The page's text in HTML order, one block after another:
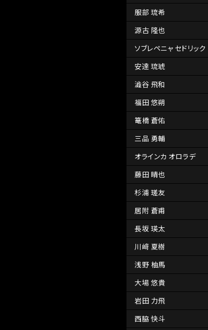
服部 琉希
源古 隆也
ソブレペニャ セドリック
安達 琉琥
澁谷 飛和
福田 悠朔
篭橋 蒼佑
三品 勇輔
オラインカ オロラデ
藤田 晴也
杉浦 瑳友
居附 蒼甫
長坂 瑛太
川﨑 夏樹
浅野 柚馬
大場 悠貴
岩田 力飛
西脇 快斗